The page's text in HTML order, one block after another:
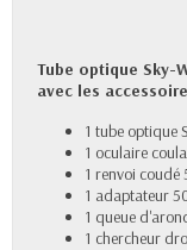
Tube optique Sky-
avec les
1 tube optique
1 oculaire
1 renvoi coudé
1 adaptateur
1 queue
1 chercheur